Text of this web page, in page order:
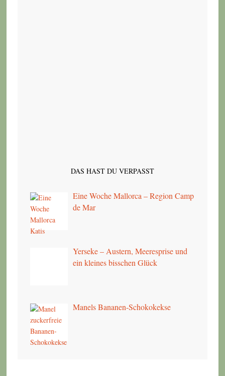
DAS HAST DU VERPASST
Eine Woche Mallorca – Region Camp
de Mar
Yerseke – Austern, Meeresprise und
ein kleines bisschen Glück
Manels Bananen-Schokokekse